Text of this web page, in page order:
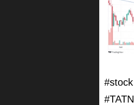
#stock
#TATN